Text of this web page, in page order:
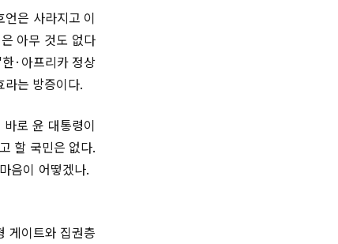
은 사라지고 이
아무 것도 없다
·아프리카 정상
는 방증이다.
로 윤 대통령이
할 국민은 없다.
음이 어떻겠나.
게이트와 집권층